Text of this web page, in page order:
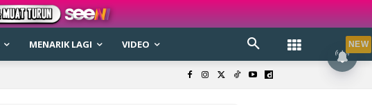
MENARIK LAGI VIDEO NEW